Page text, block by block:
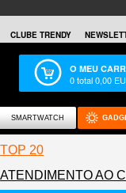
CLUBE TRENDY
O MEU
0total0,00
SMARTWATCH
TOP 20
ATENDIMENTO AO